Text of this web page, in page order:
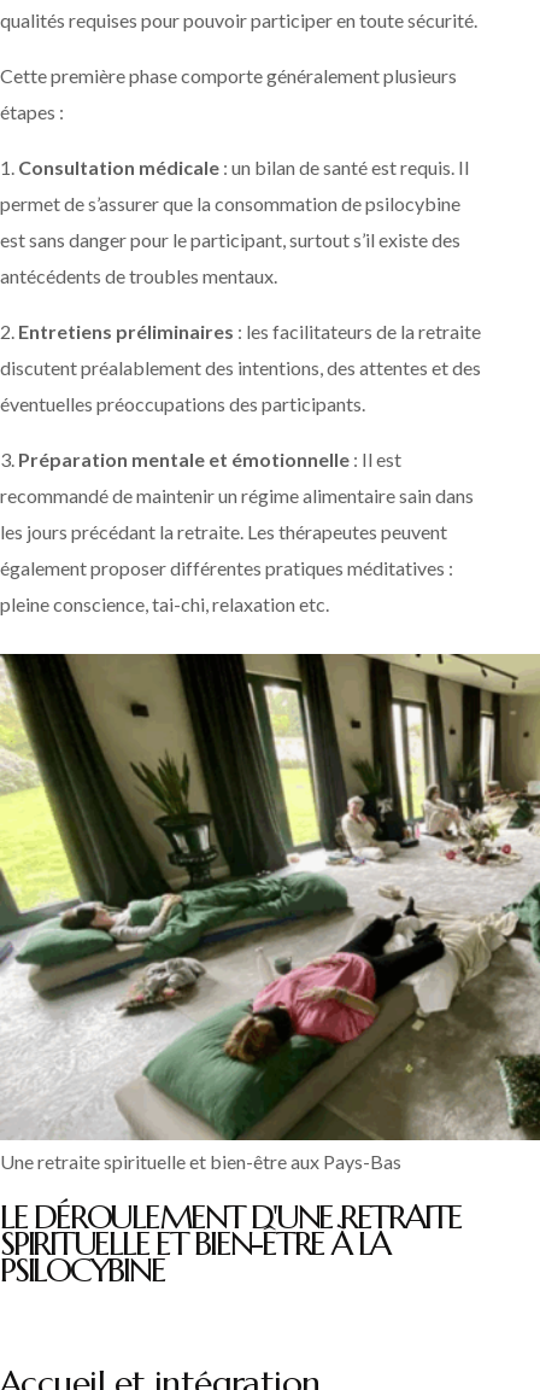
qualités requises pour pouvoir participer en toute sécurité.
Cette première phase comporte généralement plusieurs
étapes :
1. Consultation médicale : un bilan de santé est requis. Il
permet de s’assurer que la consommation de psilocybine
est sans danger pour le participant, surtout s’il existe des
antécédents de troubles mentaux.
2. Entretiens préliminaires : les facilitateurs de la retraite
discutent préalablement des intentions, des attentes et des
éventuelles préoccupations des participants.
3. Préparation mentale et émotionnelle : Il est
recommandé de maintenir un régime alimentaire sain dans
les jours précédant la retraite. Les thérapeutes peuvent
également proposer différentes pratiques méditatives :
pleine conscience, tai-chi, relaxation etc.
Une retraite spirituelle et bien-être aux Pays-Bas
LE DÉROULEMENT D'UNE RETRAITE
SPIRITUELLE ET BIEN-ÊTRE À LA
PSILOCYBINE